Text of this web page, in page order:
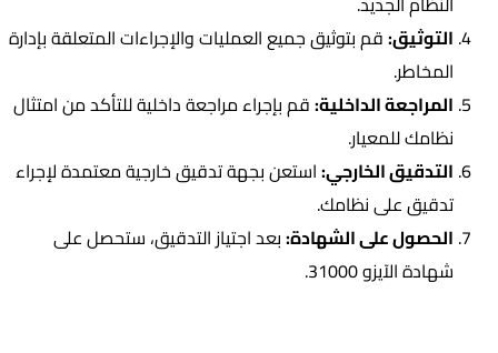
التوثيق:قم بتوثيق جميع العمليات والإجراءات المتعلقة بإدارة
المخاطر.
المراجعة الداخلية:قم بإجراء مراجعة داخلية للتأكد من امتثال
نظامك للمعيار.
التدقيق الخارجي:استعن بجهة تدقيق خارجية معتمدة لإجراء
تدقيق على نظامك.
الحصول على الشهادة:بعد اجتياز التدقيق، ستحصل على
شهادة الآيزو 31000.